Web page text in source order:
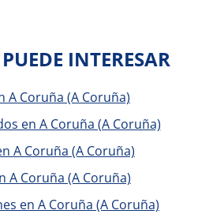
INTERESAR
A Coruña (A Coruña)
en A Coruña (A Coruña)
A Coruña (A Coruña)
A Coruña (A Coruña)
en A Coruña (A Coruña)